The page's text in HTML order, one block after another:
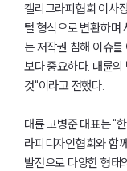
캘리그라피협회 이사
털 형식으로 변환하며
는 저작권 침해 이슈
보다 중요하다. 대륜
것"이라고 전했다.
대륜 고병준 대표는 "
라피디자인협회와 함
발전으로 다양한 형태